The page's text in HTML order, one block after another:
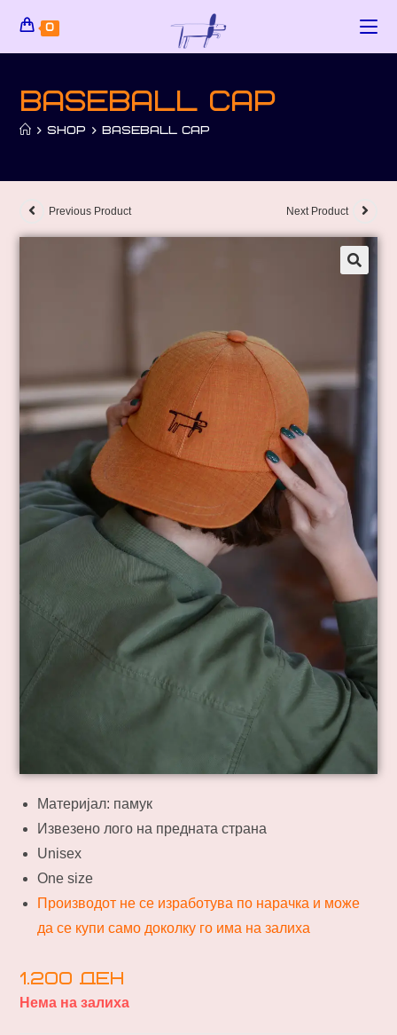
0
Baseball cap
> SHOP > BASEBALL CAP
Previous Product Next Product
Материјал: памук
Извезено лого на предната страна
Unisex
One size
Производот не се изработува по нарачка и може
да се купи само доколку го има на залиха
1.200ден
Нема на залиха